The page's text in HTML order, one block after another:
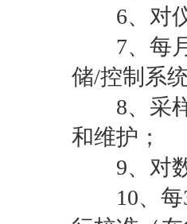
6、对仪
7、每月
储/控制系
8、采样
和维护；
9、对数
10、每3